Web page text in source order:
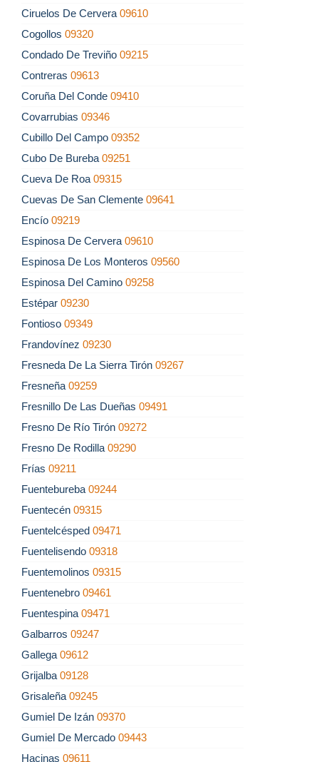
Ciruelos De Cervera 09610
Cogollos 09320
Condado De Treviño 09215
Contreras 09613
Coruña Del Conde 09410
Covarrubias 09346
Cubillo Del Campo 09352
Cubo De Bureba 09251
Cueva De Roa 09315
Cuevas De San Clemente 09641
Encío 09219
Espinosa De Cervera 09610
Espinosa De Los Monteros 09560
Espinosa Del Camino 09258
Estépar 09230
Fontioso 09349
Frandovínez 09230
Fresneda De La Sierra Tirón 09267
Fresneña 09259
Fresnillo De Las Dueñas 09491
Fresno De Río Tirón 09272
Fresno De Rodilla 09290
Frías 09211
Fuentebureba 09244
Fuentecén 09315
Fuentelcésped 09471
Fuentelisendo 09318
Fuentemolinos 09315
Fuentenebro 09461
Fuentespina 09471
Galbarros 09247
Gallega 09612
Grijalba 09128
Grisaleña 09245
Gumiel De Izán 09370
Gumiel De Mercado 09443
Hacinas 09611